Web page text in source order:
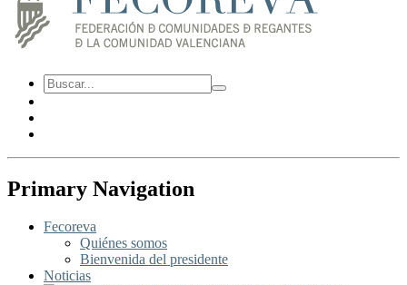
Primary Navigation
Fecoreva
Quiénes somos
Bienvenida del presidente
Noticias